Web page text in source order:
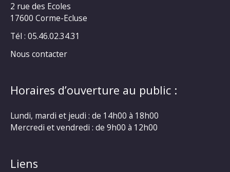
2 rue des Ecoles
17600 Corme-Ecluse
Tél : 05.46.02.34.31
Nous contacter
Horaires d’ouverture au public :
Lundi, mardi et jeudi : de 14h00 à 18h00
Mercredi et vendredi : de 9h00 à 12h00
Liens